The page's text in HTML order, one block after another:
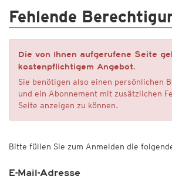
Fehlende
Die von Ihnen aufgerufene Seite
kostenpflichtigem Angebot.
Sie benötigen also einen persönlichen
und ein Abonnement mit zusätzlichen
Seite anzeigen zu können.
Bitte füllen Sie zum Anmelden die
E-Mail-Adresse